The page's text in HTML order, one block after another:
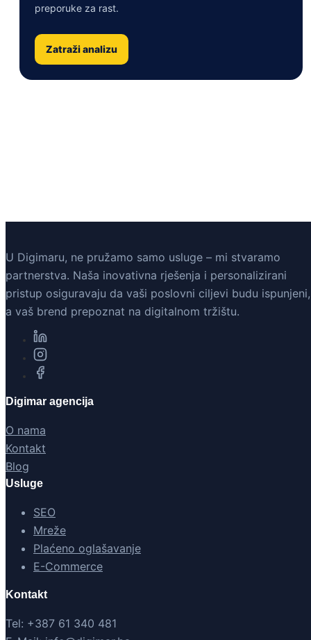
preporuke za rast.
Zatraži analizu
U Digimaru, ne pružamo samo usluge – mi stvaramo
partnerstva. Naša inovativna rješenja i personalizirani
pristup osiguravaju da vaši poslovni ciljevi budu ispunjeni,
a vaš brend prepoznat na digitalnom tržištu.
Digimar agencija
O nama
Kontakt
Blog
Usluge
SEO
Mreže
Plaćeno oglašavanje
E-Commerce
Kontakt
Tel: +387 61 340 481